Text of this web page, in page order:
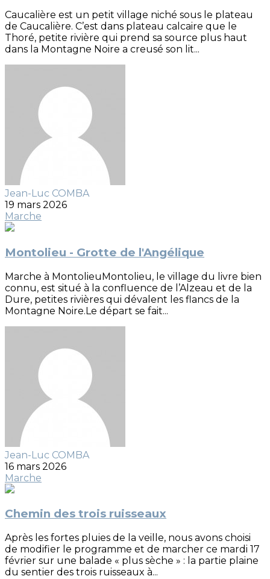
Caucalière est un petit village niché sous le plateau
de Caucalière. C’est dans plateau calcaire que le
Thoré, petite rivière qui prend sa source plus haut
dans la Montagne Noire a creusé son lit...
Jean-Luc COMBA
19 mars 2026
Marche
Montolieu - Grotte de l'Angélique
Marche à MontolieuMontolieu, le village du livre bien
connu, est situé à la confluence de l’Alzeau et de la
Dure, petites rivières qui dévalent les flancs de la
Montagne Noire.Le départ se fait...
Jean-Luc COMBA
16 mars 2026
Marche
Chemin des trois ruisseaux
Après les fortes pluies de la veille, nous avons choisi
de modifier le programme et de marcher ce mardi 17
février sur une balade « plus sèche » : la partie plaine
du sentier des trois ruisseaux à...